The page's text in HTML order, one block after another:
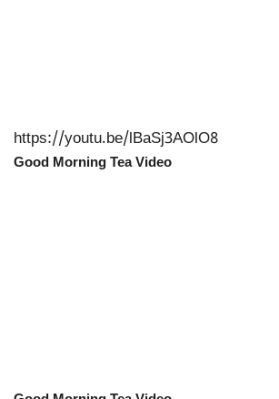
https://youtu.be/lBaSj3AOlO8
Good Morning Tea Video